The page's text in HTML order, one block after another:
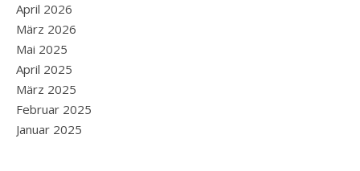
April 2026
März 2026
Mai 2025
April 2025
März 2025
Februar 2025
Januar 2025